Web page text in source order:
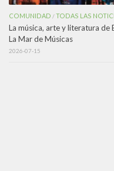
COMUNIDAD /TODAS LAS
La música, arte y literatura de
La Mar de Músicas
2026-07-15